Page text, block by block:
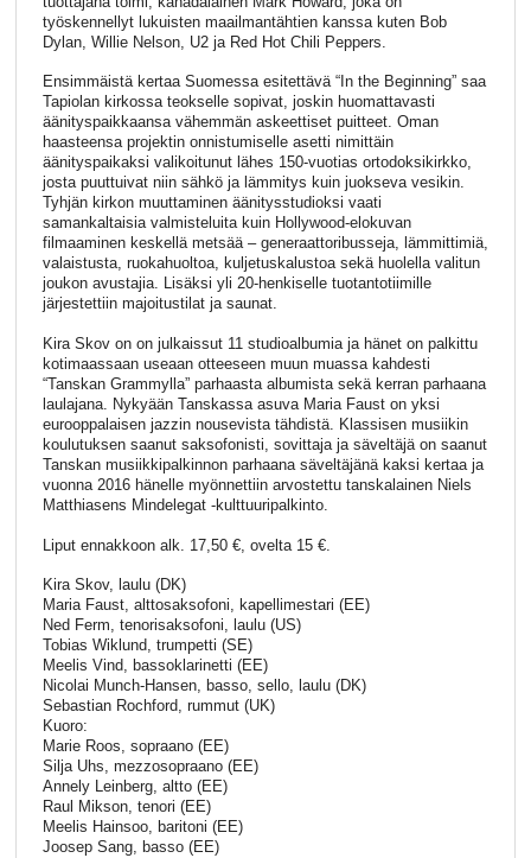
työskennellyt lukuisten maailmantähtien kanssa kuten Bob
Dylan, Willie Nelson, U2 ja Red Hot Chili Peppers.
Ensimmäistä kertaa Suomessa esitettävä “In the Beginning” saa
Tapiolan kirkossa teokselle sopivat, joskin huomattavasti
äänityspaikkaansa vähemmän askeettiset puitteet. Oman
haasteensa projektin onnistumiselle asetti nimittäin
äänityspaikaksi valikoitunut lähes 150-vuotias ortodoksikirkko,
josta puuttuivat niin sähkö ja lämmitys kuin juokseva vesikin.
Tyhjän kirkon muuttaminen äänitysstudioksi vaati
samankaltaisia valmisteluita kuin Hollywood-elokuvan
filmaaminen keskellä metsää – generaattoribusseja, lämmittimiä,
valaistusta, ruokahuoltoa, kuljetuskalustoa sekä huolella valitun
joukon avustajia. Lisäksi yli 20-henkiselle tuotantotiimille
järjestettiin majoitustilat ja saunat.
Kira Skov on on julkaissut 11 studioalbumia ja hänet on palkittu
kotimaassaan useaan otteeseen muun muassa kahdesti
“Tanskan Grammylla” parhaasta albumista sekä kerran parhaana
laulajana. Nykyään Tanskassa asuva Maria Faust on yksi
eurooppalaisen jazzin nousevista tähdistä. Klassisen musiikin
koulutuksen saanut saksofonisti, sovittaja ja säveltäjä on saanut
Tanskan musiikkipalkinnon parhaana säveltäjänä kaksi kertaa ja
vuonna 2016 hänelle myönnettiin arvostettu tanskalainen Niels
Matthiasens Mindelegat -kulttuuripalkinto.
Liput ennakkoon alk. 17,50 €, ovelta 15 €.
Kira Skov, laulu (DK)
Maria Faust, alttosaksofoni, kapellimestari (EE)
Ned Ferm, tenorisaksofoni, laulu (US)
Tobias Wiklund, trumpetti (SE)
Meelis Vind, bassoklarinetti (EE)
Nicolai Munch-Hansen, basso, sello, laulu (DK)
Sebastian Rochford, rummut (UK)
Kuoro:
Marie Roos, sopraano (EE)
Silja Uhs, mezzosopraano (EE)
Annely Leinberg, altto (EE)
Raul Mikson, tenori (EE)
Meelis Hainsoo, baritoni (EE)
Joosep Sang, basso (EE)